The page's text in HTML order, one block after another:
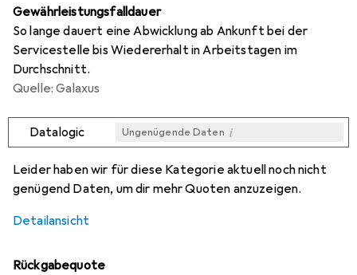
Gewährleistungsfalldauer
So lange dauert eine Abwicklung ab Ankunft bei der
Servicestelle bis Wiedererhalt in Arbeitstagen im
Durchschnitt.
Quelle: Galaxus
Datalogic Ungenügende Daten i
Leider haben wir für diese Kategorie aktuell noch nicht
genügend Daten, um dir mehr Quoten anzuzeigen.
Detailansicht
Rückgabequote